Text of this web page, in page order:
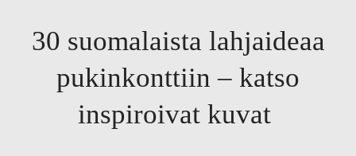
30 suomalaista lahjaideaa
pukinkonttiin – katso
inspiroivat kuvat